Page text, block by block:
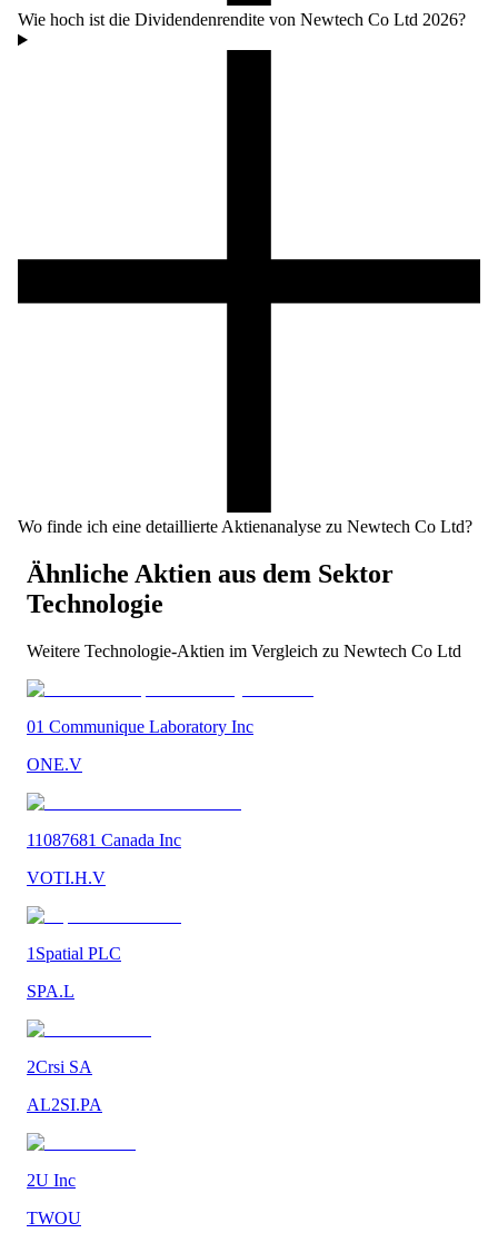
Wie hoch ist die Dividendenrendite von Newtech Co Ltd 2026?
Wo finde ich eine detaillierte Aktienanalyse zu Newtech Co Ltd?
Ähnliche Aktien aus dem Sektor
Technologie
Weitere Technologie-Aktien im Vergleich zu Newtech Co Ltd
01 Communique Laboratory Inc
ONE.V
11087681 Canada Inc
VOTI.H.V
1Spatial PLC
SPA.L
2Crsi SA
AL2SI.PA
2U Inc
TWOU